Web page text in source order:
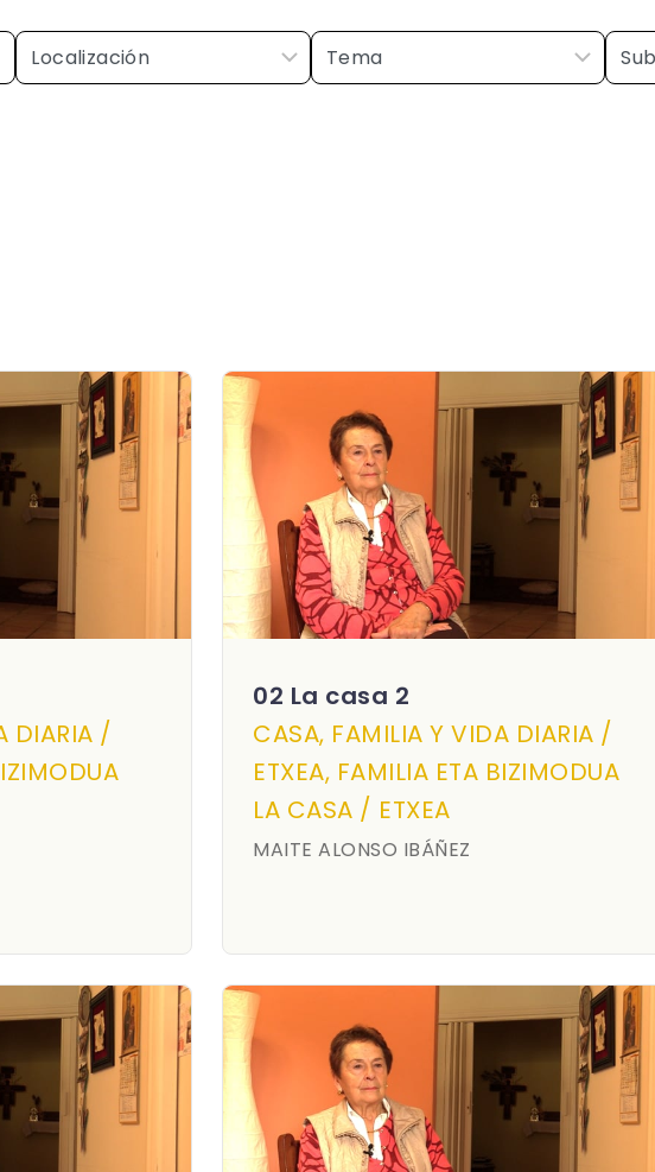
DIARIA /
02 La casa 2
CASA, FAMILIA Y VIDA DIARIA /
ETXEA, FAMILIA ETA BIZIMODUA
LA CASA / ETXEA
MAITE ALONSO IBÁÑEZ